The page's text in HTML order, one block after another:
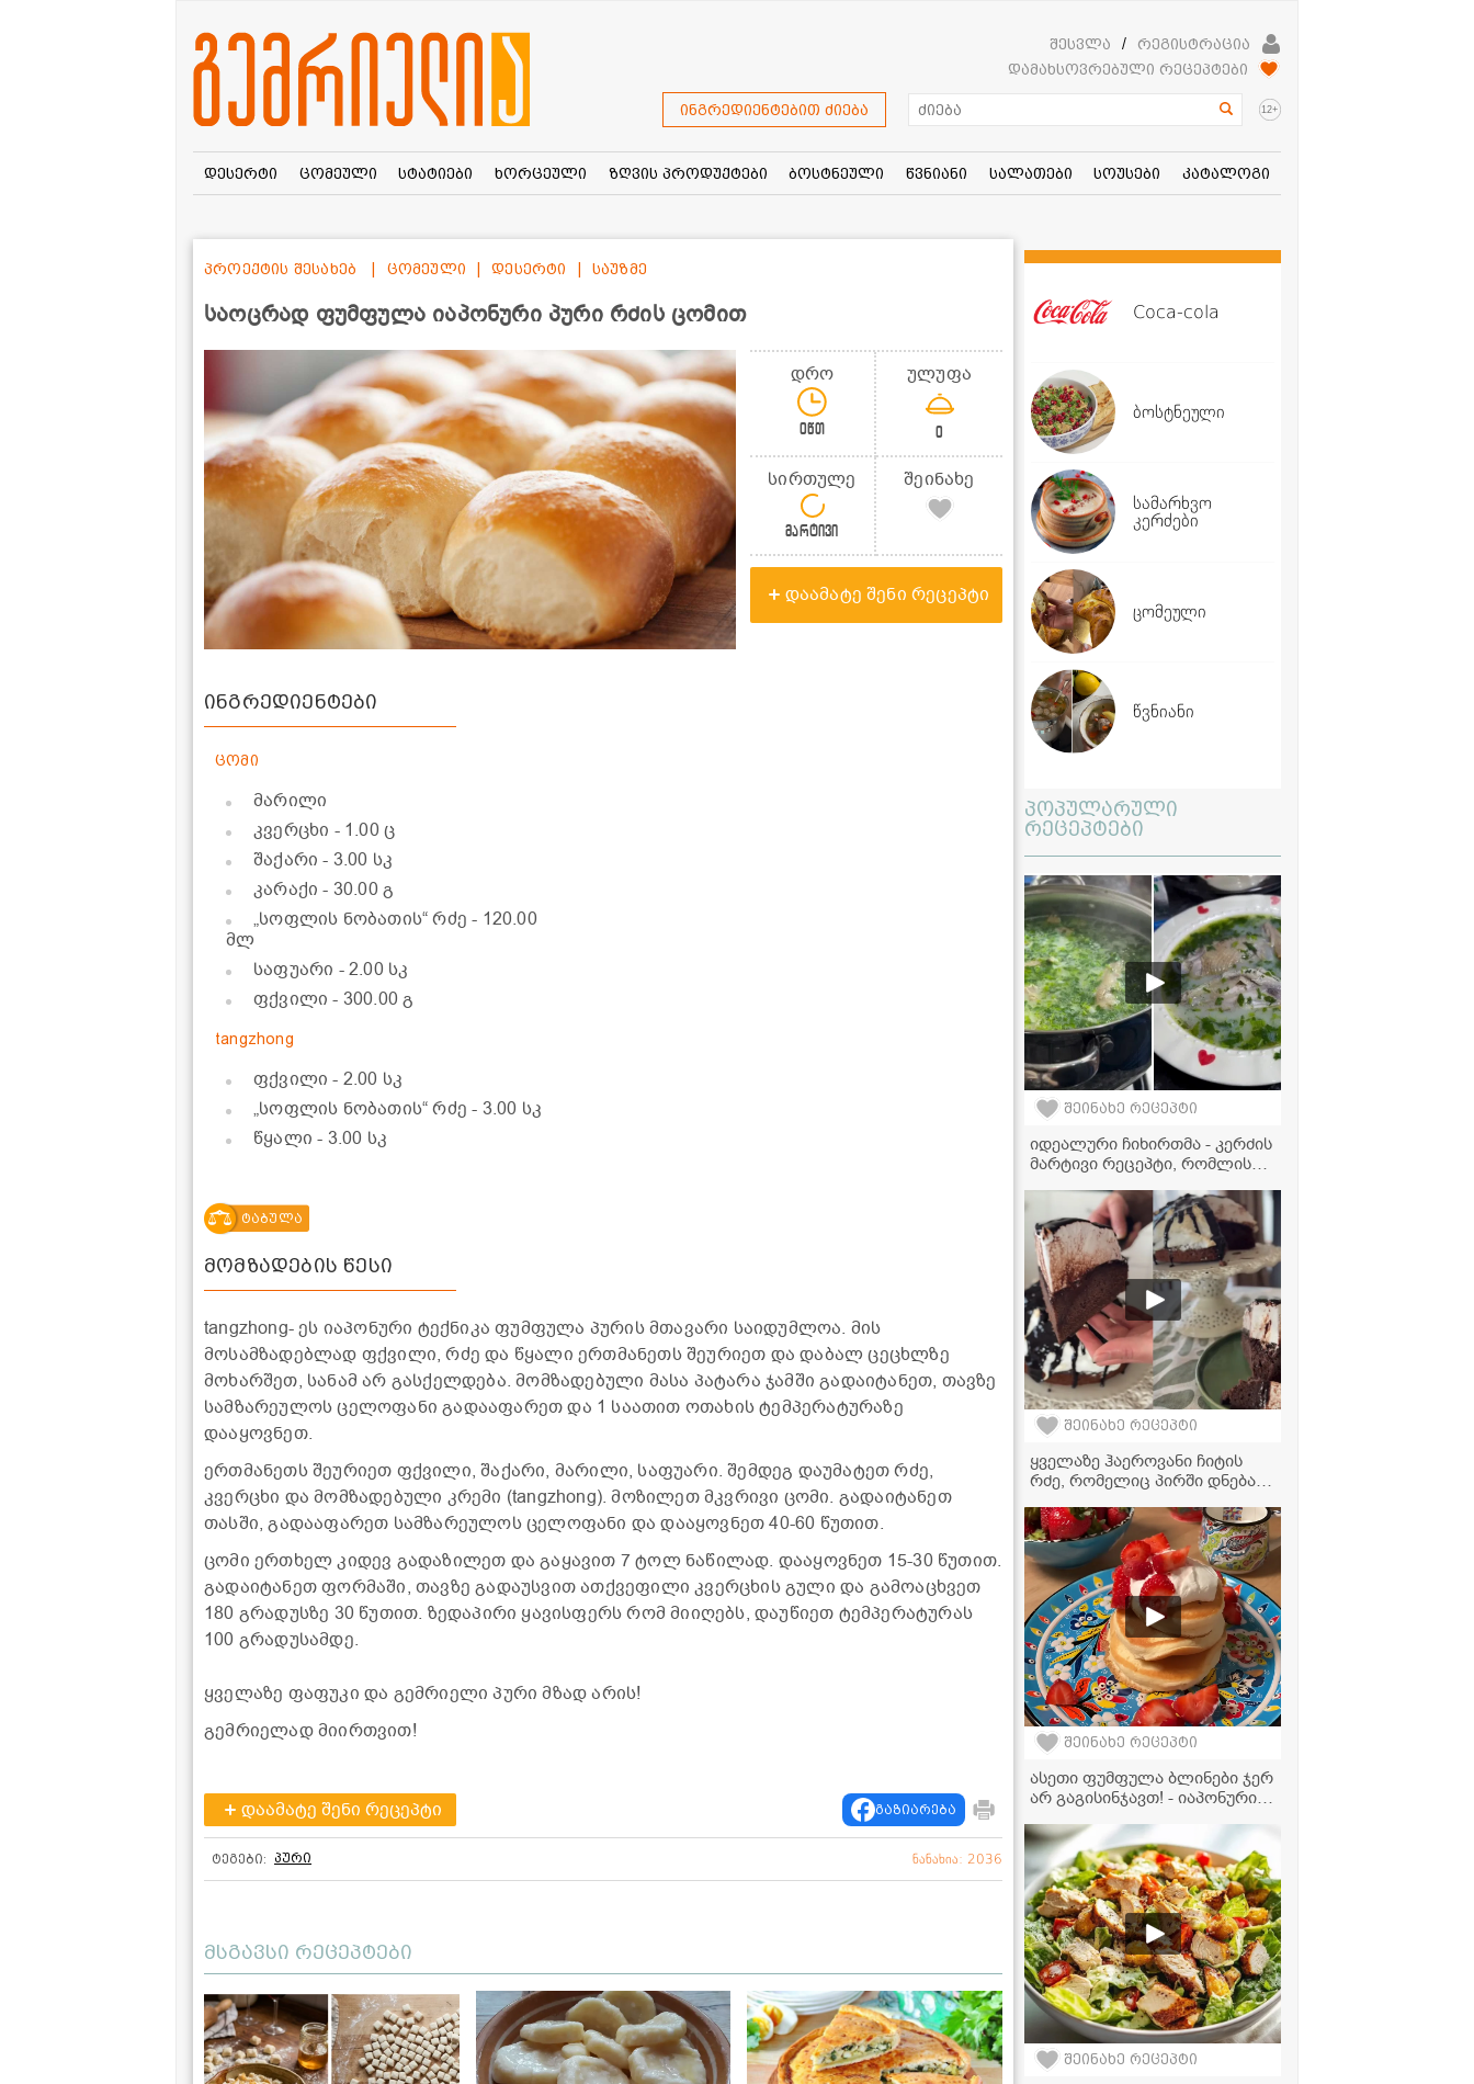
შესვლა /
რეგისტრაცია
დამახსოვრებული რეცეპტები
ინგრედიენტებით ძიება 12+
დესერტი ცომეული სტატიები ხორცეული ზღვის პროდუქტები ბოსტნეული წვნიანი სალათები სოუსები კატალოგი
პროექტის შესახებ ცომეული დესერტი საუზმე
საოცრად ფუმფულა იაპონური პური რძის ცომით
დრო
0წთ
ულუფა
0
სირთულე
მარტივი
შეინახე
დაამატე შენი რეცეპტი
ინგრედიენტები
ცომი
მარილი
კვერცხი - 1.00 ც
შაქარი- 3.00 სკ
კარაქი- 30.00 გ
„სოფლის ნობათის“ რძე- 120.00
მლ
საფუარი - 2.00 სკ
ფქვილი- 300.00 გ
tangzhong
ფქვილი- 2.00 სკ
„სოფლის ნობათის“ რძე- 3.00 სკ
წყალი- 3.00 სკ
ტაბულა
მომზადების წესი
tangzhong- ეს იაპონური ტექნიკა ფუმფულა პურის მთავარი საიდუმლოა. მის
მოსამზადებლად ფქვილი, რძე და წყალი ერთმანეთს შეურიეთ და დაბალ ცეცხლზე
მოხარშეთ, სანამ არ გასქელდება. მომზადებული მასა პატარა ჯამში გადაიტანეთ, თავზე
სამზარეულოს ცელოფანი გადააფარეთ და 1 საათით ოთახის ტემპერატურაზე
დააყოვნეთ.
ერთმანეთს შეურიეთ ფქვილი, შაქარი, მარილი, საფუარი. შემდეგ დაუმატეთ რძე,
კვერცხი და მომზადებული კრემი (tangzhong). მოზილეთ მკვრივი ცომი. გადაიტანეთ
თასში, გადააფარეთ სამზარეულოს ცელოფანი და დააყოვნეთ 40-60 წუთით.
ცომი ერთხელ კიდევ გადაზილეთ და გაყავით 7 ტოლ ნაწილად. დააყოვნეთ 15-30 წუთით.
გადაიტანეთ ფორმაში, თავზე გადაუსვით ათქვეფილი კვერცხის გული და გამოაცხვეთ
180 გრადუსზე 30 წუთით. ზედაპირი ყავისფერს რომ მიიღებს, დაუწიეთ ტემპერატურას
100 გრადუსამდე.
ყველაზე ფაფუკი და გემრიელი პური მზად არის!
გემრიელად მიირთვით!
დაამატე შენი რეცეპტი გაზიარება
ტეგები: პური ნანახია: 2036
მსგავსი რეცეპტები
Coca-cola
ბოსტნეული
სამარხვო
კერძები
ცომეული
წვნიანი
პოპულარული
რეცეპტები
შეინახე რეცეპტი
იდეალური ჩიხირთმა - კერძის
მარტივი რეცეპტი, რომლის
შეძლებს!
შეინახე რეცეპტი
ყველაზე ჰაეროვანი ჩიტის
რძე, რომელიც პირში დნება -
მარტივი დესერტის რეცეპტი
შეინახე რეცეპტი
ასეთი ფუმფულა ბლინები ჯერ
არ გაგისინჯავთ! - იაპონური
სამზარეულოში
შეინახე რეცეპტი